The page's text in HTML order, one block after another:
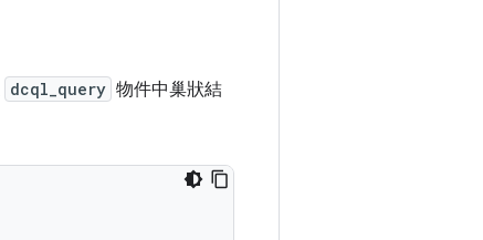
dcql_query 物件中巢狀結